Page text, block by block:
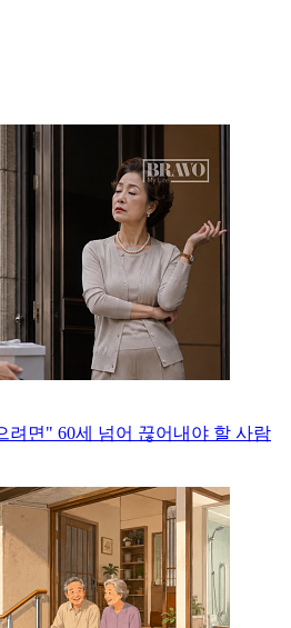
려면" 60세 넘어 끊어내야 할 사람